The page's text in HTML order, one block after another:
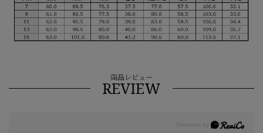
商品レビュー
REVIEW